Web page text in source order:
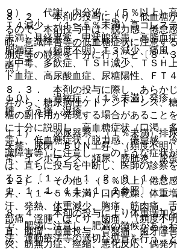
８．２． 本剤の投与により、低血糖
るので、本剤投与中は、脱力感、倦怠
眠、意識障害等の低血糖症状に注意す
測定等の観察を十分に行うこと〔８．
照〕。
８．３． 本剤の投与に際し、あらか
昇から、糖尿病性ケトアシドーシス、
糖の副作用が発現する場合があること
に十分に説明し、高血糖症状（口渇、
等）、低血糖症状（脱力感、倦怠感、
識障害等）に注意し、このような症状
は、直ちに投与を中断し、医師の診察
ること〔１．１、１．２、８．１、８
１．１．１、１１．１．２参照〕。
８．４． 本剤の投与により体重増加
で、肥満に注意し、肥満の徴候があら
法、運動療法等の適切な処置を行うこ
９）． 代謝・内分泌：（５％以上）
Ｔ４減少、（１〜５％未満）高コレス
未満）月経異常、甲状腺疾患、高脂血
肥満症、（頻度不明）Ｔ３減少、痛風
水中毒、多飲症、ＴＳＨ減少、ＴＳＨ
ド血症、高尿酸血症、尿糖陽性、ＦＴ
１０）． 過敏症：（１％未満）発疹
腫、そう痒、湿疹。
１１）． 泌尿器系：（１％未満）排
失禁、尿閉、ＢＵＮ上昇、（頻度不明
常、インポテンス、頻尿、膀胱炎、尿
１２）． その他：（５％以上）倦怠
昇、（１〜５％未満）口内乾燥、体重
汗、発熱、体重減少、胸痛、筋肉痛、
部痛、浮腫、ほてり、歯痛、（頻度不
直、腫瘤、過量投与、骨盤痛、歯牙障
炎、筋無力症、痙縮、悪化反応、偶発